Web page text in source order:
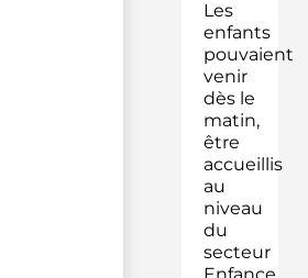
Les
enfants
pouvaient
venir
dès le
matin,
être
accueillis
au
niveau
du
secteur